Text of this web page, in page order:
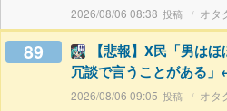
2026/08/06 08:38 オタ
89
【悲報】X民「男は
冗談で言うことがある
2026/08/06 09:05 オタ